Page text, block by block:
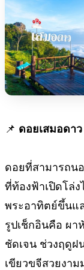
📌 ดอยเสมอดาว
ดอยที่สามารถน
ที่ท้องฟ้าเปิดโล่
พระอาทิตย์ขึ้นแ
รูปเช็กอินคือ ผา
ชัดเจน ช่วงฤดูฝ
เขียวขจีสวยงาม